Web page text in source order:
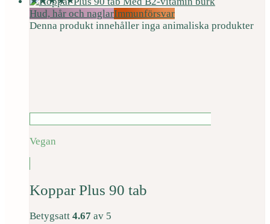
Hud, hår och naglarImmunförsvar
Denna produkt innehåller inga animaliska produkter
Vegan
Koppar Plus 90 tab
Betygsatt 4.67 av 5